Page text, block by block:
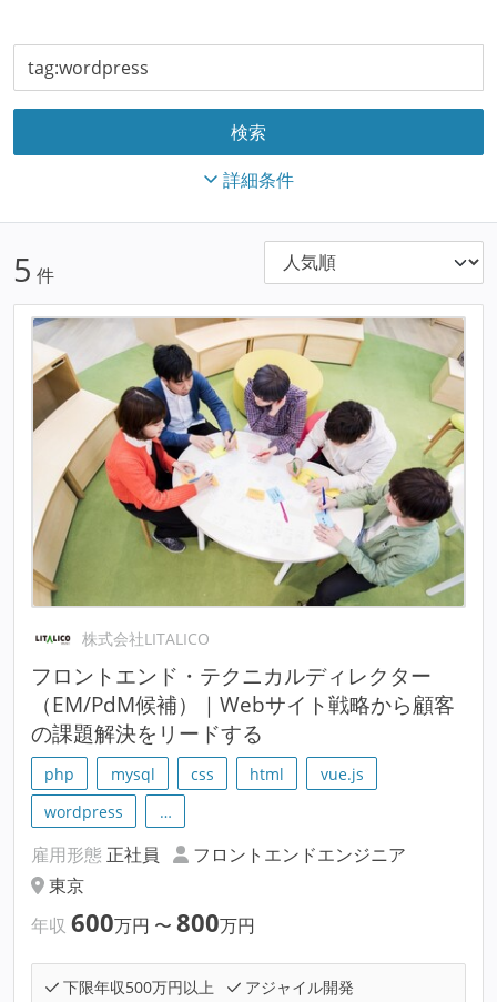
詳細条件
5 件
株式会社LITALICO
フロントエンド・テクニカルディレクター
（EM/PdM候補）｜Webサイト戦略から顧客
の課題解決をリードする
php mysql css html
vue.js
wordpress
…
雇用形態 正社員
フロントエンドエンジニア
東京
年収 600万円 〜 800万円
下限年収500万円以上
アジャイル開発